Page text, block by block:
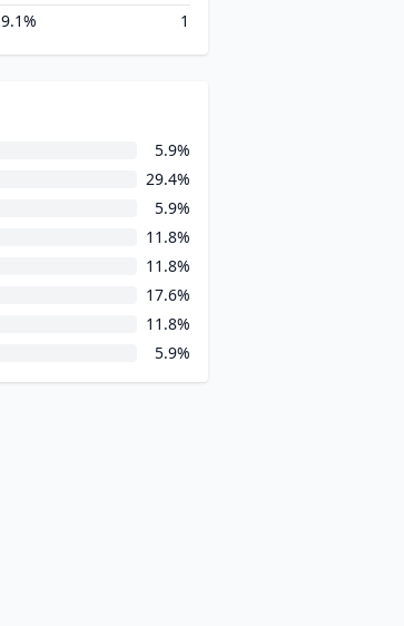
9.1% 1
5.9%
29.4%
5.9%
11.8%
11.8%
17.6%
11.8%
5.9%